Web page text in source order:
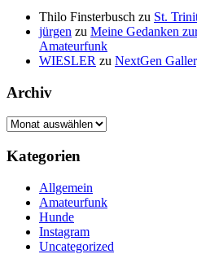
Thilo Finsterbusch zu St.
jürgen zu Meine Gedanken
Amateurfunk
WIESLER zu NextGen
Archiv
Archiv
Kategorien
Allgemein
Amateurfunk
Hunde
Instagram
Uncategorized